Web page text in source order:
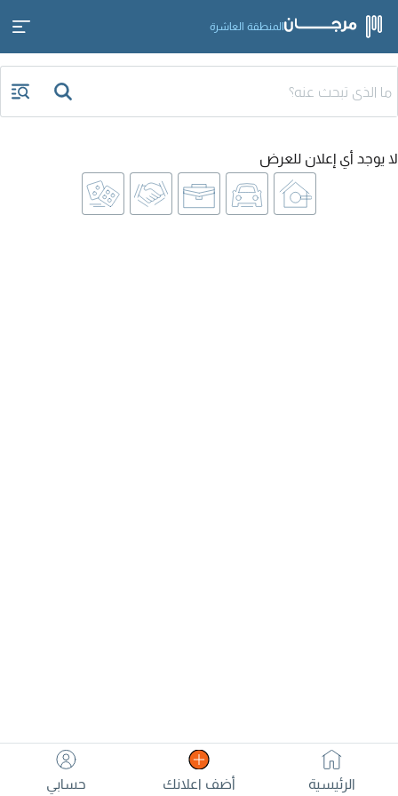
المنطقة العاشرة
لا يوجد أي إعلان للعرض
الرئيسية أضف اعلانك حسابي